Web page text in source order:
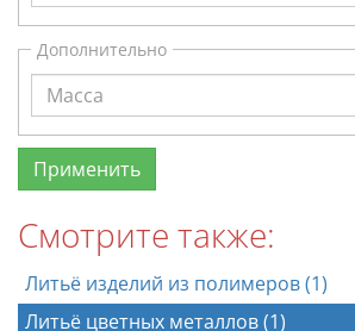
Дополнительно
Смотрите также:
Литьё изделий из полимеров (1)
Литьё цветных металлов (1)